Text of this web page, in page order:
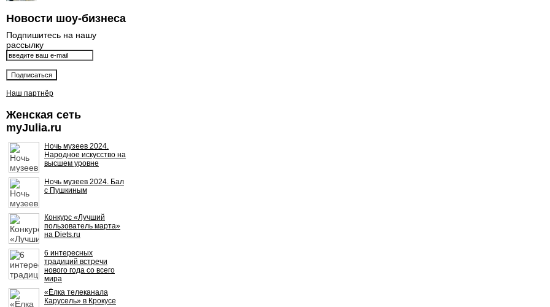
Новости шоу-бизнеса
Подпишитесь на нашу
рассылку
Наш партнёр
Женская сеть
myJulia.ru
Ночь музеев 2024.
Народное искусство на
высшем уровне
Ночь музеев 2024. Бал
с Пушкиным
Конкурс «Лучший
пользователь марта»
на Diets.ru
6 интересных
традиций встречи
нового года со всего
мира
«Ёлка телеканала
Карусель» в Крокусе